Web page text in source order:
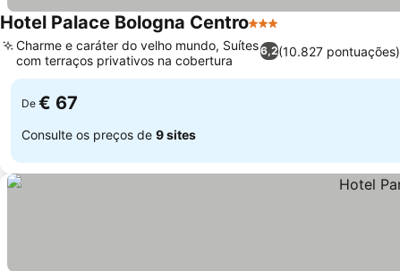
Hotel Palace Bologna Centro3 Estrelas
6,2(10.827 pontuações)
Charme e caráter do velho mundo, Suítes
com terraços privativos na cobertura
De € 67
Consulte os preços de 9 sites